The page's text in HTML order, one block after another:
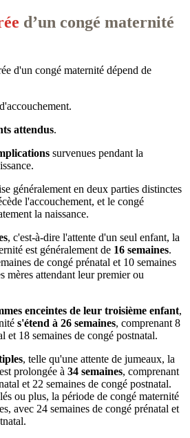
d’un congé maternité
d'un congé maternité dépend de
d'accouchement.
attendus.
survenues pendant la
généralement en deux parties distinctes
l'accouchement, et le congé
la naissance.
, c'est-à-dire l'attente d'un seul enfant, la
est généralement de 16 semaines.
de congé prénatal et 10 semaines
mères attendant leur premier ou
enceintes de leur troisième enfant,
s'étend à 26 semaines, comprenant 8
et 18 semaines de congé postnatal.
, telle qu'une attente de jumeaux, la
prolongée à 34 semaines, comprenant
et 22 semaines de congé postnatal.
ou plus, la période de congé maternité
avec 24 semaines de congé prénatal et